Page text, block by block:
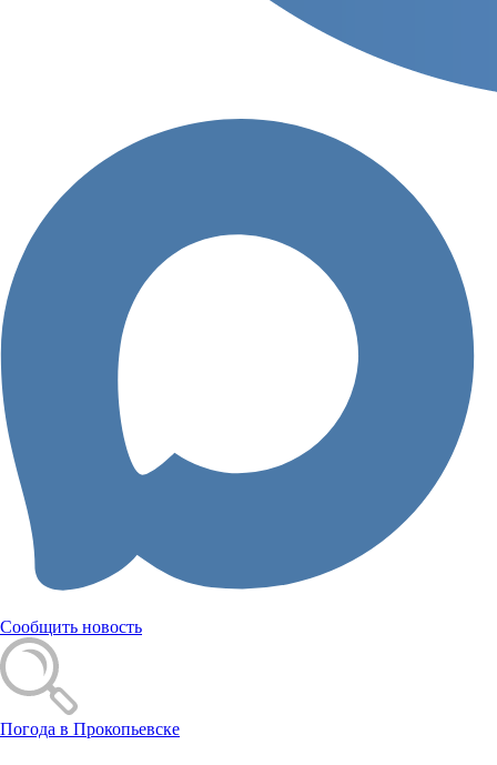
Сообщить новость
Погода в Прокопьевске